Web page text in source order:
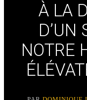
À LA
D’UN
NOTRE